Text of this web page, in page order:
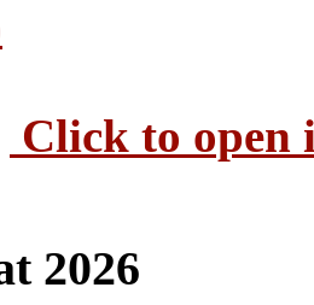
Click to open
2026